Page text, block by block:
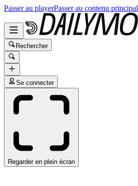
Passer au playerPasser au contenu principal
Rechercher
Se connecter
Regarder en plein écran